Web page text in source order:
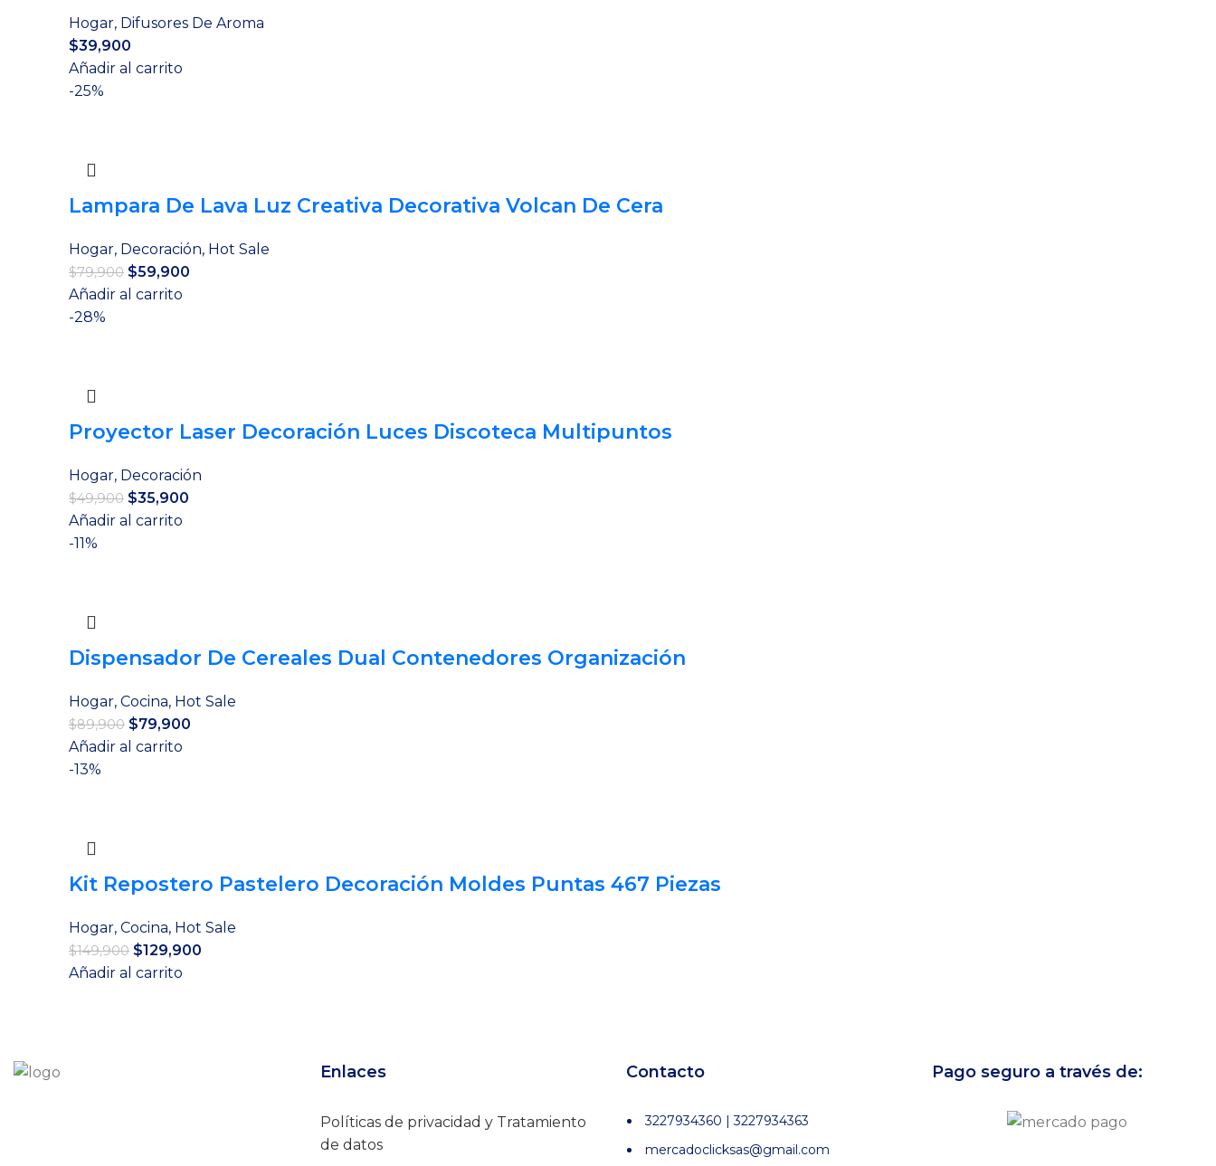
Hogar, Difusores De Aroma
$39,900
Añadir al carrito
-25%
Lampara De Lava Luz Creativa Decorativa Volcan De Cera
Hogar, Decoración, Hot Sale
$79,900 El
precio
$59,900
Añadir al carrito
-28%
Proyector Laser Decoración Luces Discoteca Multipuntos
Hogar, Decoración
$49,900 El
precio
$35,900
Añadir al carrito
-11%
Dispensador De Cereales Dual Contenedores Organización
Hogar, Cocina, Hot Sale
$89,900 El
precio
$79,900
Añadir al carrito
-13%
Kit Repostero Pastelero Decoración Moldes Puntas 467 Piezas
Hogar, Cocina, Hot Sale
$149,900 El
precio
$129,900
Añadir al carrito
Enlaces
Políticas de privacidad y Tratamiento
de datos
Contacto
3227934360 | 3227934363
mercadoclicksas@gmail.com
Pago seguro a través de: